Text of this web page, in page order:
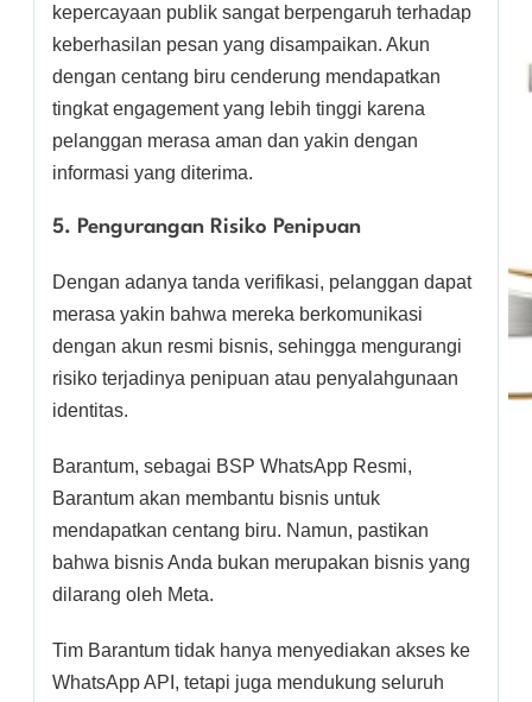
kepercayaan publik sangat berpengaruh terhadap
keberhasilan pesan yang disampaikan. Akun
dengan centang biru cenderung mendapatkan
tingkat engagement yang lebih tinggi karena
pelanggan merasa aman dan yakin dengan
informasi yang diterima.
5. Pengurangan Risiko Penipuan
Dengan adanya tanda verifikasi, pelanggan dapat
merasa yakin bahwa mereka berkomunikasi
dengan akun resmi bisnis, sehingga mengurangi
risiko terjadinya penipuan atau penyalahgunaan
identitas.
Barantum, sebagai BSP WhatsApp Resmi,
Barantum akan membantu bisnis untuk
mendapatkan centang biru. Namun, pastikan
bahwa bisnis Anda bukan merupakan bisnis yang
dilarang oleh Meta.
Tim Barantum tidak hanya menyediakan akses ke
WhatsApp API, tetapi juga mendukung seluruh